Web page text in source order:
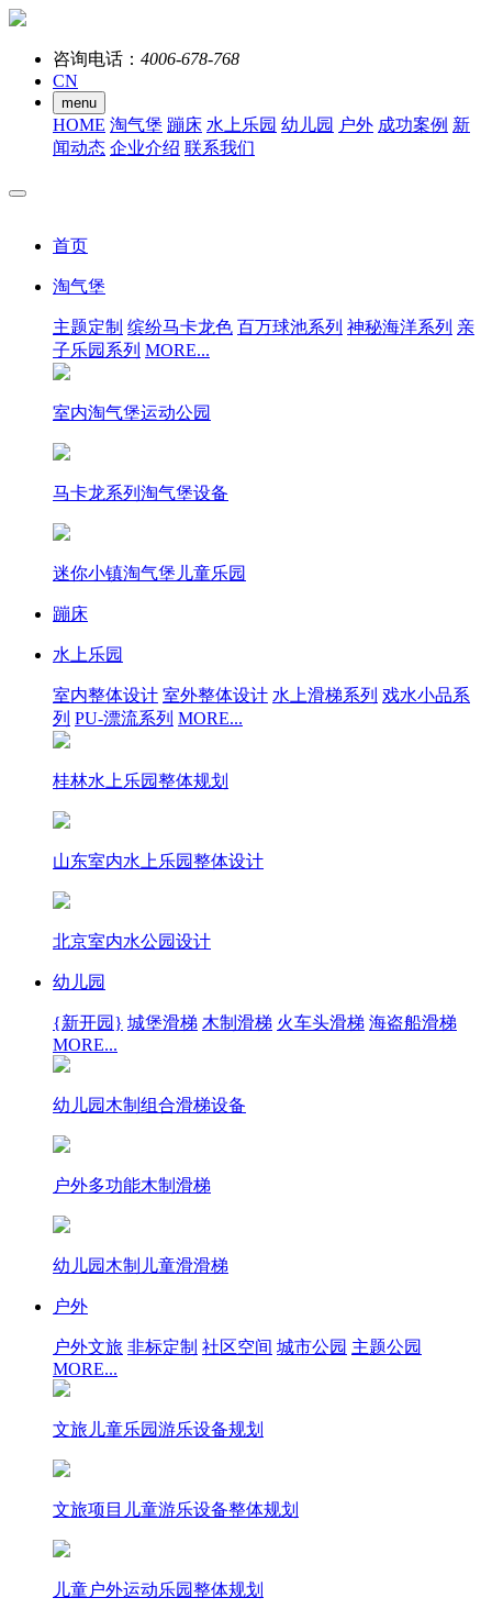
咨询电话： 4006-678-768
CN
menu
HOME 淘气堡 蹦床 水上乐园 幼儿园 户外 成功案例 新
闻动态 企业介绍 联系我们
首页
淘气堡
主题定制 缤纷马卡龙色 百万球池系列 神秘海洋系列 亲
子乐园系列 MORE...
室内淘气堡运动公园
马卡龙系列淘气堡设备
迷你小镇淘气堡儿童乐园
蹦床
水上乐园
室内整体设计 室外整体设计 水上滑梯系列 戏水小品系
列 PU-漂流系列 MORE...
桂林水上乐园整体规划
山东室内水上乐园整体设计
北京室内水公园设计
幼儿园
{新开园} 城堡滑梯 木制滑梯 火车头滑梯 海盗船滑梯
MORE...
幼儿园木制组合滑梯设备
户外多功能木制滑梯
幼儿园木制儿童滑滑梯
户外
户外文旅 非标定制 社区空间 城市公园 主题公园
MORE...
文旅儿童乐园游乐设备规划
文旅项目儿童游乐设备整体规划
儿童户外运动乐园整体规划